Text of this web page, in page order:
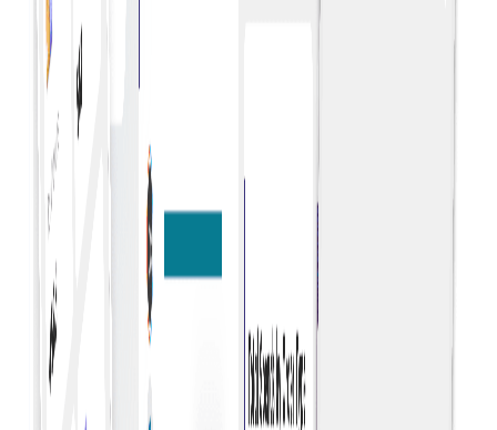
Strategische planning
Gebruik uitgavenanalyses ter ondersteuning van
strategische planning en budgettoewijzing op basis van
datagestuurde inzichten.
Analyse van leveranciers